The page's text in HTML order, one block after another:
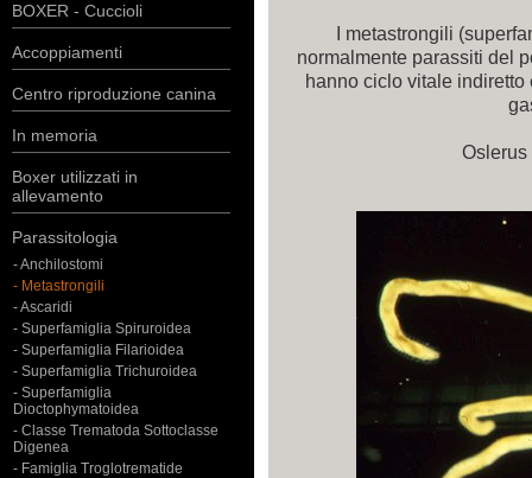
BOXER - Cuccioli
Accoppiamenti
Centro riproduzione canina
In memoria
Boxer utilizzati in
allevamento
Parassitologia
- Anchilostomi
- Metastrongili
- Ascaridi
- Superfamiglia Spiruroidea
- Superfamiglia Filarioidea
- Superfamiglia Trichuroidea
- Superfamiglia
Dioctophymatoidea
- Classe Trematoda Sottoclasse
Digenea
- Famiglia Troglotrematide
I metastrongili
normalmente parassiti del
hanno ciclo vitale indiretto
Oslerus